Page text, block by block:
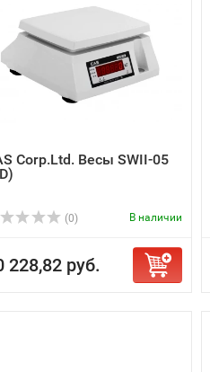
Corp.Ltd. Весы SWII-05
(0) В наличии
228,82 руб.